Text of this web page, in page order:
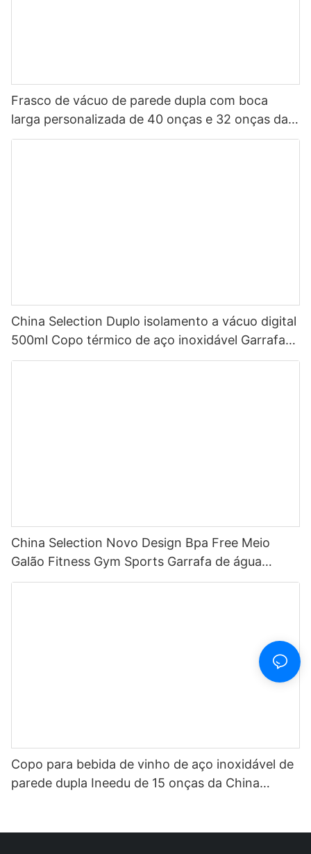
Frasco de vácuo de parede dupla com boca
larga personalizada de 40 onças e 32 onças da
China, garrafa de água esportiva isolada em aço
China Selection Duplo isolamento a vácuo digital
500ml Copo térmico de aço inoxidável Garrafa
de água inteligente com display de temperatura
China Selection Novo Design Bpa Free Meio
Galão Fitness Gym Sports Garrafa de água
motivacional de plástico transparente com
Copo para bebida de vinho de aço inoxidável de
parede dupla Ineedu de 15 onças da China